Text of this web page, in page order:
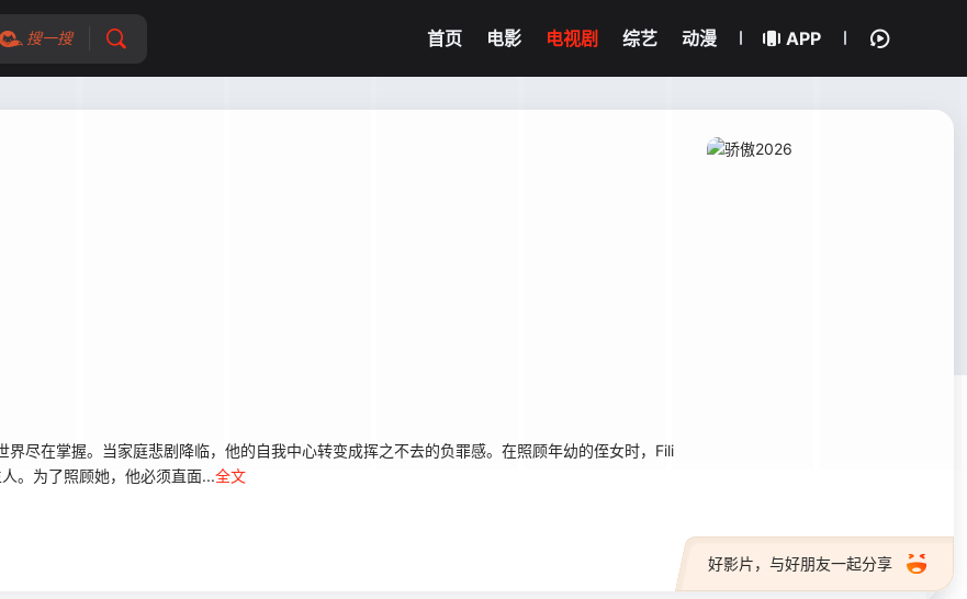
搜一搜 首页 电影 电视剧 综艺 动漫 APP
尽在掌握。当家庭悲剧降临，他的自我中心转变成挥之不去的负罪感。在照顾年幼的侄女时，Fili
。为了照顾她，他必须直面...全文
好影片，与好朋友一起分享